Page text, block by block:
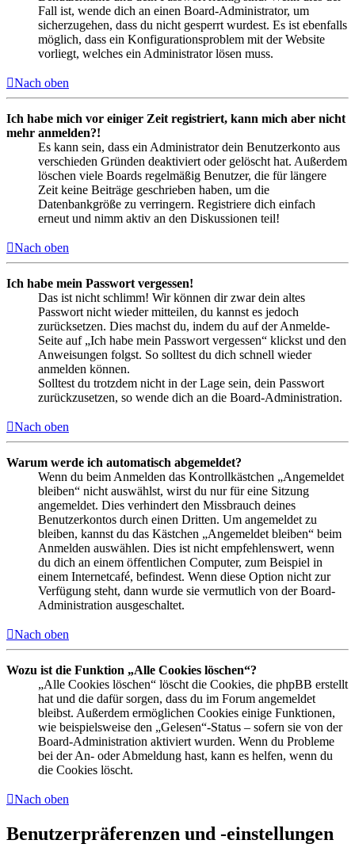
Fall ist, wende dich an einen Board-Administrator, um
sicherzugehen, dass du nicht gesperrt wurdest. Es ist ebenfalls
möglich, dass ein Konfigurationsproblem mit der Website
vorliegt, welches ein Administrator lösen muss.
Nach oben
Ich habe mich vor einiger Zeit registriert, kann mich aber nicht
mehr anmelden?!
Es kann sein, dass ein Administrator dein Benutzerkonto aus
verschieden Gründen deaktiviert oder gelöscht hat. Außerdem
löschen viele Boards regelmäßig Benutzer, die für längere
Zeit keine Beiträge geschrieben haben, um die
Datenbankgröße zu verringern. Registriere dich einfach
erneut und nimm aktiv an den Diskussionen teil!
Nach oben
Ich habe mein Passwort vergessen!
Das ist nicht schlimm! Wir können dir zwar dein altes
Passwort nicht wieder mitteilen, du kannst es jedoch
zurücksetzen. Dies machst du, indem du auf der Anmelde-
Seite auf „Ich habe mein Passwort vergessen“ klickst und den
Anweisungen folgst. So solltest du dich schnell wieder
anmelden können.
Solltest du trotzdem nicht in der Lage sein, dein Passwort
zurückzusetzen, so wende dich an die Board-Administration.
Nach oben
Warum werde ich automatisch abgemeldet?
Wenn du beim Anmelden das Kontrollkästchen „Angemeldet
bleiben“ nicht auswählst, wirst du nur für eine Sitzung
angemeldet. Dies verhindert den Missbrauch deines
Benutzerkontos durch einen Dritten. Um angemeldet zu
bleiben, kannst du das Kästchen „Angemeldet bleiben“ beim
Anmelden auswählen. Dies ist nicht empfehlenswert, wenn
du dich an einem öffentlichen Computer, zum Beispiel in
einem Internetcafé, befindest. Wenn diese Option nicht zur
Verfügung steht, dann wurde sie vermutlich von der Board-
Administration ausgeschaltet.
Nach oben
Wozu ist die Funktion „Alle Cookies löschen“?
„Alle Cookies löschen“ löscht die Cookies, die phpBB erstellt
hat und die dafür sorgen, dass du im Forum angemeldet
bleibst. Außerdem ermöglichen Cookies einige Funktionen,
wie beispielsweise den „Gelesen“-Status – sofern sie von der
Board-Administration aktiviert wurden. Wenn du Probleme
bei der An- oder Abmeldung hast, kann es helfen, wenn du
die Cookies löscht.
Nach oben
Benutzerpräferenzen und -einstellungen